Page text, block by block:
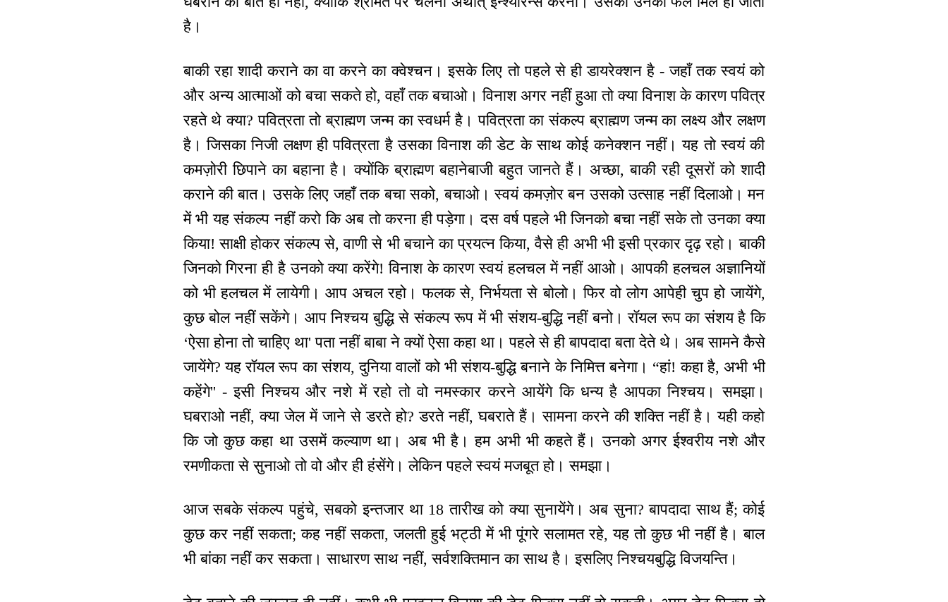
है।
बाकी रहा शादी कराने का वा करने का क्वेश्चन। इसके लिए तो पहले से ही डायरेक्शन है - जहाँ तक स्वयं को
और अन्य आत्माओं को बचा सकते हो, वहाँ तक बचाओ। विनाश अगर नहीं हुआ तो क्या विनाश के कारण पवित्र
रहते थे क्या? पवित्रता तो ब्राह्मण जन्म का स्वधर्म है। पवित्रता का संकल्प ब्राह्मण जन्म का लक्ष्य और लक्षण
है। जिसका निजी लक्षण ही पवित्रता है उसका विनाश की डेट के साथ कोई कनेक्शन नहीं। यह तो स्वयं की
कमज़ोरी छिपाने का बहाना है। क्योंकि ब्राह्मण बहानेबाजी बहुत जानते हैं। अच्छा, बाकी रही दूसरों को शादी
कराने की बात। उसके लिए जहाँ तक बचा सको, बचाओ। स्वयं कमज़ोर बन उसको उत्साह नहीं दिलाओ। मन
में भी यह संकल्प नहीं करो कि अब तो करना ही पड़ेगा। दस वर्ष पहले भी जिनको बचा नहीं सके तो उनका क्या
किया! साक्षी होकर संकल्प से, वाणी से भी बचाने का प्रयत्न किया, वैसे ही अभी भी इसी प्रकार दृढ़ रहो। बाकी
जिनको गिरना ही है उनको क्या करेंगे! विनाश के कारण स्वयं हलचल में नहीं आओ। आपकी हलचल अज्ञानियों
को भी हलचल में लायेगी। आप अचल रहो। फलक से, निर्भयता से बोलो। फिर वो लोग आपेही चुप हो जायेंगे,
कुछ बोल नहीं सकेंगे। आप निश्चय बुद्धि से संकल्प रूप में भी संशय-बुद्धि नहीं बनो। रॉयल रूप का संशय है कि
‘ऐसा होना तो चाहिए था' पता नहीं बाबा ने क्यों ऐसा कहा था। पहले से ही बापदादा बता देते थे। अब सामने कैसे
जायेंगे? यह रॉयल रूप का संशय, दुनिया वालों को भी संशय-बुद्धि बनाने के निमित्त बनेगा। “हां! कहा है, अभी भी
कहेंगे'' - इसी निश्चय और नशे में रहो तो वो नमस्कार करने आयेंगे कि धन्य है आपका निश्चय। समझा।
घबराओ नहीं, क्या जेल में जाने से डरते हो? डरते नहीं, घबराते हैं। सामना करने की शक्ति नहीं है। यही कहो
कि जो कुछ कहा था उसमें कल्याण था। अब भी है। हम अभी भी कहते हैं। उनको अगर ईश्वरीय नशे और
रमणीकता से सुनाओ तो वो और ही हंसेंगे। लेकिन पहले स्वयं मजबूत हो। समझा।
आज सबके संकल्प पहुंचे, सबको इन्तजार था 18 तारीख को क्या सुनायेंगे। अब सुना? बापदादा साथ हैं; कोई
कुछ कर नहीं सकता; कह नहीं सकता, जलती हुई भट्ठी में भी पूंगरे सलामत रहे, यह तो कुछ भी नहीं है। बाल
भी बांका नहीं कर सकता। साधारण साथ नहीं, सर्वशक्तिमान का साथ है। इसलिए निश्चयबुद्धि विजयन्ति।